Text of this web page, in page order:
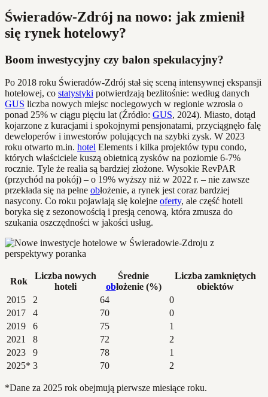
Świeradów-Zdrój na nowo: jak zmienił
się rynek hotelowy?
Boom inwestycyjny czy balon spekulacyjny?
Po 2018 roku Świeradów-Zdrój stał się sceną intensywnej ekspansji
hotelowej, co statystyki potwierdzają bezlitośnie: według danych
GUS liczba nowych miejsc noclegowych w regionie wzrosła o
ponad 25% w ciągu pięciu lat (Źródło: GUS, 2024). Miasto, dotąd
kojarzone z kuracjami i spokojnymi pensjonatami, przyciągnęło falę
deweloperów i inwestorów polujących na szybki zysk. W 2023
roku otwarto m.in. hotel Elements i kilka projektów typu condo,
których właściciele kuszą obietnicą zysków na poziomie 6-7%
rocznie. Tyle że realia są bardziej złożone. Wysokie RevPAR
(przychód na pokój) – o 19% wyższy niż w 2022 r. – nie zawsze
przekłada się na pełne obłożenie, a rynek jest coraz bardziej
nasycony. Co roku pojawiają się kolejne oferty, ale część hoteli
boryka się z sezonowością i presją cenową, która zmusza do
szukania oszczędności w jakości usług.
Rok
Liczba nowych
hoteli
Średnie
obłożenie (%)
Liczba zamkniętych
obiektów
2015
2 64
0
2017
4 70
0
2019
6 75
1
2021
8 72
2
2023
9 78
1
2025* 3 70 2
*Dane za 2025 rok obejmują pierwsze miesiące roku.